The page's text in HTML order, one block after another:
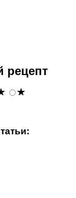
рецепт